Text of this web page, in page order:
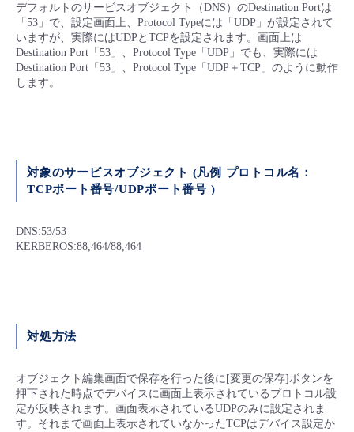
すべてのメニューを見る
管理機能
すべてのメニューを見る
モニタリング/監査
- 初期設定・確認
- ユーザー機能の管理
- APIリファレンス
■ 基本構築ガイド
- vUTM2
- IoT
- マルチクラウド利用
メンテナンス予定
定期メンテナンス
販売パートナー向けプログラム
協業パートナー
トレーニング/操作動画
脱炭素化
デフォルトのサービスオブジェクト（DNS）のDestination Portは
「53」で、設定画面上、Protocol Typeには「UDP」が設定されて
いますが、実際にはUDPとTCPを設定されます。画面上は
Destination Port「53」、Protocol Type「UDP」でも、実際には
Destination Port「53」、Protocol Type「UDP＋TCP」のように動作
します。
対象のサービスオブジェクト (凡例 プロトコル名：
TCPポート番号/UDPポート番号 )
DNS:53/53
KERBEROS:88,464/88,464
対処方法
オブジェクト編集画面で保存を行った後に[変更の保存]ボタンを
押下された時点でデバイスに画面上表示されているプロトコル設
定が反映されます。画面表示されているUDPのみに設定されま
す。それまで画面上表示されていなかったTCPはデバイス設定か